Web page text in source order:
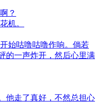
？
机。
始咕噜咕噜作响。倘若
的一声炸开，然后心里满
他走了真好，不然总担心